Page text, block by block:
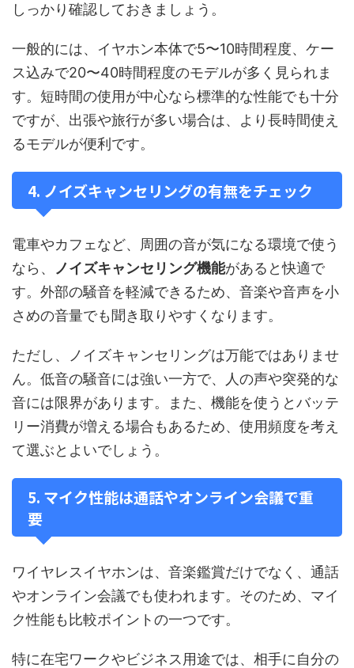
しっかり確認しておきましょう。
一般的には、イヤホン本体で5〜10時間程度、ケー
ス込みで20〜40時間程度のモデルが多く見られま
す。短時間の使用が中心なら標準的な性能でも十分
ですが、出張や旅行が多い場合は、より長時間使え
るモデルが便利です。
4. ノイズキャンセリングの有無をチェック
電車やカフェなど、周囲の音が気になる環境で使う
なら、
ノイズキャンセリング機能があると快適で
す。外部の騒音を軽減できるため、音楽や音声を小
さめの音量でも聞き取りやすくなります。
ただし、ノイズキャンセリングは万能ではありませ
ん。低音の騒音には強い一方で、人の声や突発的な
音には限界があります。また、機能を使うとバッテ
リー消費が増える場合もあるため、使用頻度を考え
て選ぶとよいでしょう。
5. マイク性能は通話やオンライン会議で重
要
ワイヤレスイヤホンは、音楽鑑賞だけでなく、通話
やオンライン会議でも使われます。そのため、マイ
ク性能も比較ポイントの一つです。
特に在宅ワークやビジネス用途では、相手に自分の